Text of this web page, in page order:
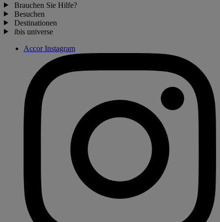
Brauchen Sie Hilfe?
Besuchen
Destinationen
ibis universe
Accor Instagram